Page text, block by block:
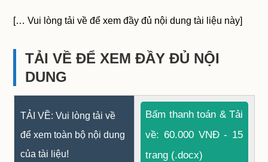
[… Vui lòng tải về để xem đầy đủ nội dung tài liệu này]
TẢI VỀ ĐỂ XEM ĐẦY ĐỦ NỘI
DUNG
TẢI VỀ: Vui lòng tải về
để xem toàn bộ nội dung
của tài liệu!
Bấm thanh toán & Tải
về: 60.000 VNĐ - 15
trang (.docx)